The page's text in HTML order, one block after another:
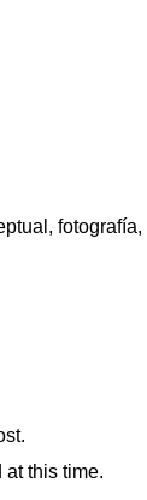
, fotografía,
at this time.